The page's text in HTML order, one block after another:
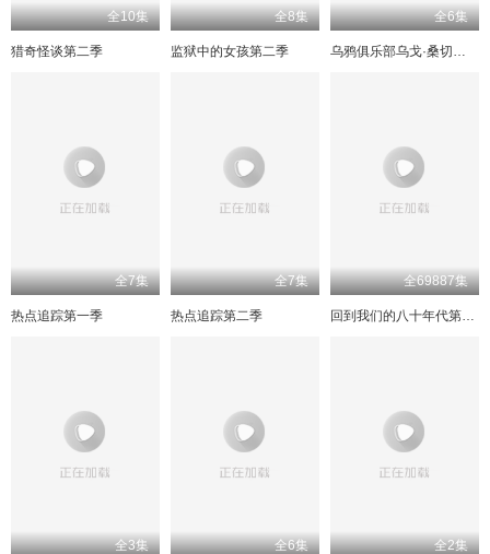
全10集
猎奇怪谈第二季
全8集
监狱中的女孩第二季
全6集
全7集
热点追踪第一季
全7集
热点追踪第二季
全69887集
回到我们的八十年代第一季
全3集 全6集 全2集